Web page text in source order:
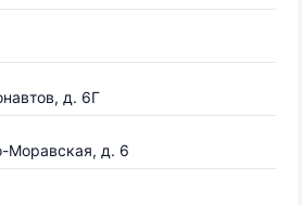
д. 6Г
Моравская, д. 6